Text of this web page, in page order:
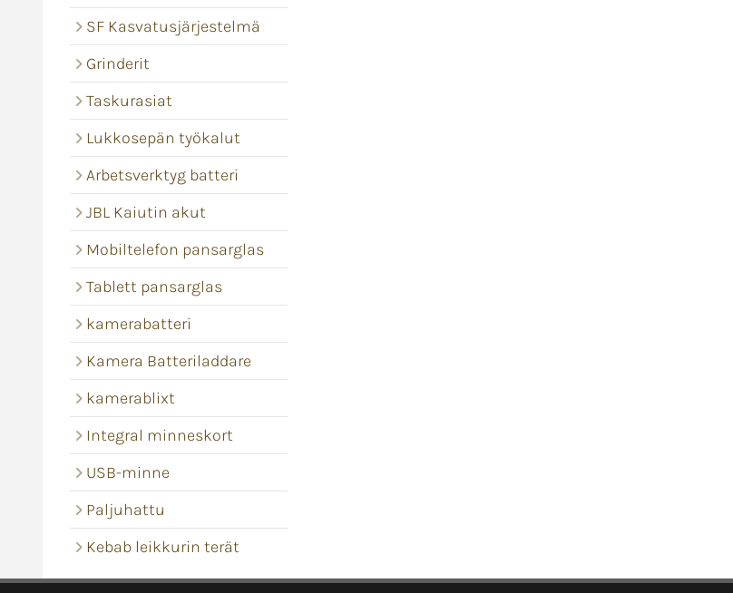
SF Kasvatusjärjestelmä
Grinderit
Taskurasiat
Lukkosepän työkalut
Arbetsverktyg batteri
JBL Kaiutin akut
Mobiltelefon pansarglas
Tablett pansarglas
kamerabatteri
Kamera Batteriladdare
kamerablixt
Integral minneskort
USB-minne
Paljuhattu
Kebab leikkurin terät